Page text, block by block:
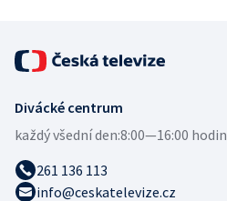
Divácké centrum
každý všední den:8:00—16:00 hodin
261 136 113
info@ceskatelevize.cz